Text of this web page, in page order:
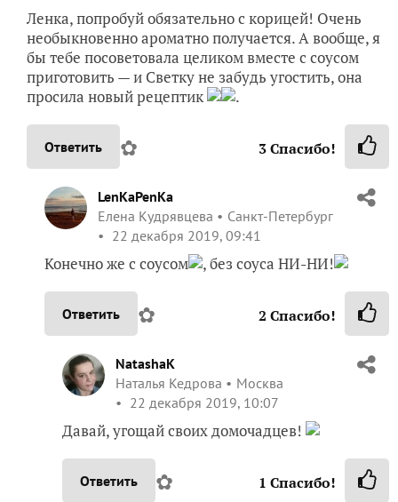
Ленка, попробуй обязательно с корицей! Очень
необыкновенно ароматно получается. А вообще, я
бы тебе посоветовала целиком вместе с соусом
приготовить — и Светку не забудь угостить, она
просила новый рецептик
.
Ответить ✿ 3 Спасибо!
LenKaPenKa
Елена Кудрявцева
Санкт-Петербург
22 декабря 2019, 09:41
Конечно же с соусом , без соуса НИ-НИ!
Ответить ✿ 2 Спасибо!
NatashaK
Наталья Кедрова
Москва
22 декабря 2019, 10:07
Давай, угощай своих домочадцев!
Ответить ✿ 1 Спасибо!